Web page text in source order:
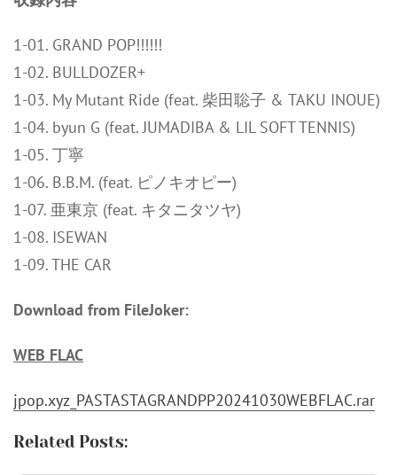
1-01. GRAND POP!!!!!!
1-02. BULLDOZER+
1-03. My Mutant Ride (feat. 柴田聡子 & TAKU INOUE)
1-04. byun G (feat. JUMADIBA & LIL SOFT TENNIS)
1-05. 丁寧
1-06. B.B.M. (feat. ピノキオピー)
1-07. 亜東京 (feat. キタニタツヤ)
1-08. ISEWAN
1-09. THE CAR
Download from FileJoker:
WEB FLAC
jpop.xyz_PASTASTAGRANDPP20241030WEBFLAC.rar
Related Posts: